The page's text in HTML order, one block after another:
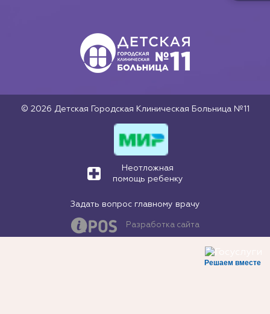
© 2026 Детская Городская Клиническая Больница №11
Неотложная
помощь ребенку
Задать вопрос главному врачу
Разработка сайта
Решаем вместе